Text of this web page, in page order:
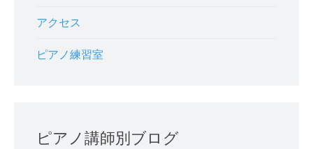
アクセス
ピアノ練習室
ピアノ講師別ブログ